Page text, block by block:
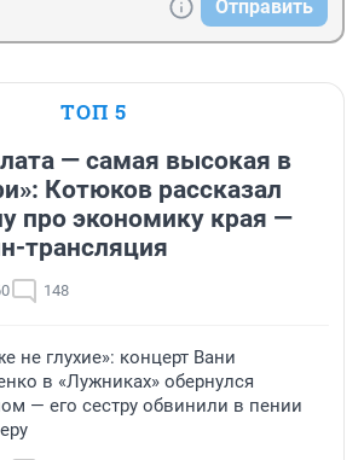
Отправить
ТОП 5
— самая высокая в
Котюков рассказал
про экономику края —
трансляция
148
не глухие»: концерт Вани
в «Лужниках» обернулся
— его сестру обвинили в пении